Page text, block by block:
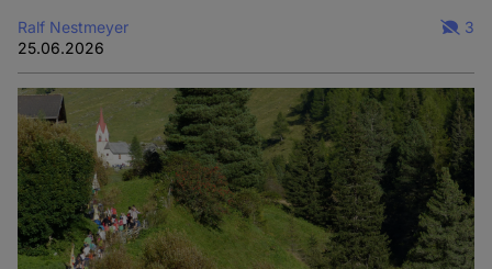
Ralf Nestmeyer
25.06.2026
3